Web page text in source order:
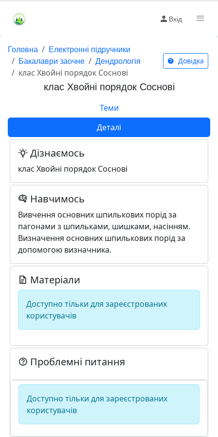
Вхід
Головна
Електронні підручники
Бакалаври заочне
Дендрологія
клас Хвойні порядок Соснові
Довідка
клас Хвойні порядок Соснові
Теми
Деталі
Дізнаємось
клас Хвойні порядок Соснові
Навчимось
Вивчення основних шпилькових порід за
пагонами з шпильками, шишками, насінням.
Визначення основних шпилькових порід за
допомогою визначника.
Матеріали
Доступно тільки для зареєстрованих
користувачів
Проблемні питання
Доступно тільки для зареєстрованих
користувачів